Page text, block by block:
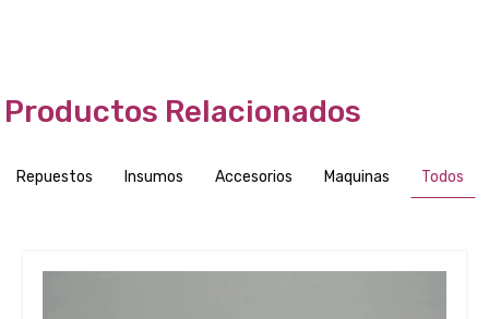
Productos Relacionados
Repuestos Insumos Accesorios Maquinas Todos